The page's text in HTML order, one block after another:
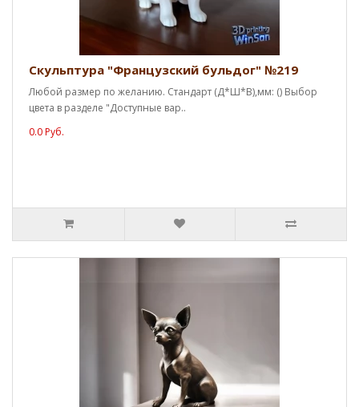
Скульптура "Французский бульдог" №219
Любой размер по желанию. Стандарт (Д*Ш*В),мм: () Выбор
цвета в разделе "Доступные вар..
0.0 Руб.